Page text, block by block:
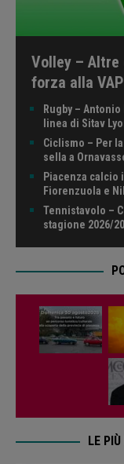
Volley –
forza alla
Rugby –
linea di Sitav
Ciclismo – Per
sella a
Piacenza calcio
Fiorenzuola e
Tennistavolo –
stagione 2026/
LE